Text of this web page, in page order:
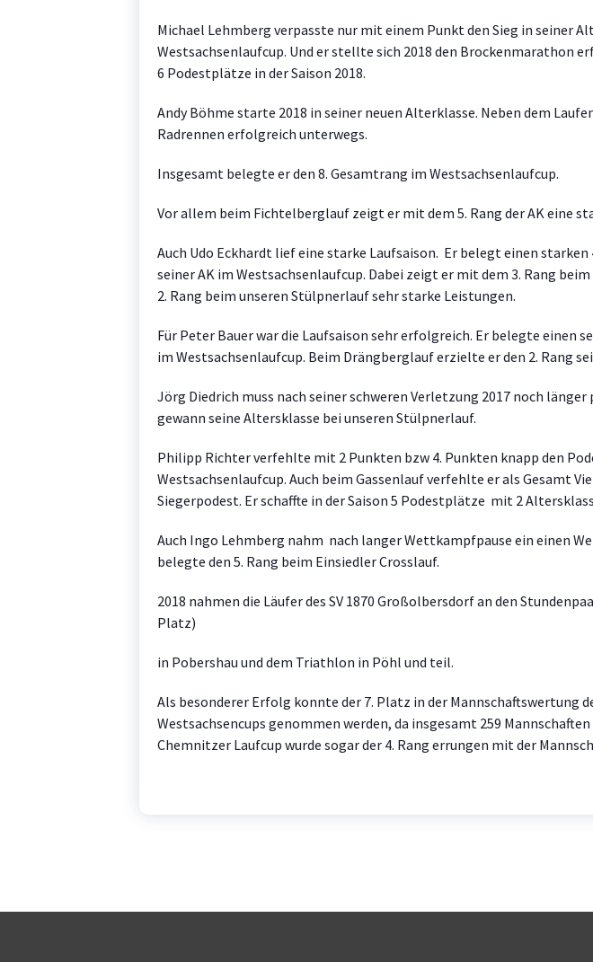
Michael Lehmberg verpasste nur mit einem Punkt den Sieg in seiner
Westsachsenlaufcup. Und er stellte sich 2018 den Brockenmarathon
6 Podestplätze in der Saison 2018.
Andy Böhme starte 2018 in seiner neuen Alterklasse. Neben dem
Radrennen erfolgreich unterwegs.
Insgesamt belegte er den 8. Gesamtrang im Westsachsenlaufcup.
Vor allem beim Fichtelberglauf zeigt er mit dem 5. Rang der AK eine
Auch Udo Eckhardt lief eine starke Laufsaison. Er belegt einen
seiner AK im Westsachsenlaufcup. Dabei zeigt er mit dem 3. Rang
2. Rang beim unseren Stülpnerlauf sehr starke Leistungen.
Für Peter Bauer war die Laufsaison sehr erfolgreich. Er belegte einen
im Westsachsenlaufcup. Beim Drängberglauf erzielte er den 2. Rang
Jörg Diedrich muss nach seiner schweren Verletzung 2017 noch länger
gewann seine Altersklasse bei unseren Stülpnerlauf.
Philipp Richter verfehlte mit 2 Punkten bzw 4. Punkten knapp den
Westsachsenlaufcup. Auch beim Gassenlauf verfehlte er als Gesamt
Siegerpodest. Er schaffte in der Saison 5 Podestplätze mit 2
Auch Ingo Lehmberg nahm nach langer Wettkampfpause ein einen
belegte den 5. Rang beim Einsiedler Crosslauf.
2018 nahmen die Läufer des SV 1870 Großolbersdorf an den
Platz)
in Pobershau und dem Triathlon in Pöhl und teil.
Als besonderer Erfolg konnte der 7. Platz in der Mannschaftswertung
Westsachsencups genommen werden, da insgesamt 259
Chemnitzer Laufcup wurde sogar der 4. Rang errungen mit der